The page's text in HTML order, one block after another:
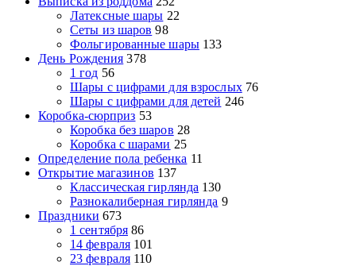
Латексные шары 22
Сеты из шаров 98
Фольгированные шары 133
День Рождения 378
1 год 56
Шары с цифрами для взрослых 76
Шары с цифрами для детей 246
Коробка-сюрприз 53
Коробка без шаров 28
Коробка с шарами 25
Определение пола ребенка 11
Открытие магазинов 137
Классическая гирлянда 130
Разнокалиберная гирлянда 9
Праздники 673
1 сентября 86
14 февраля 101
23 февраля 110